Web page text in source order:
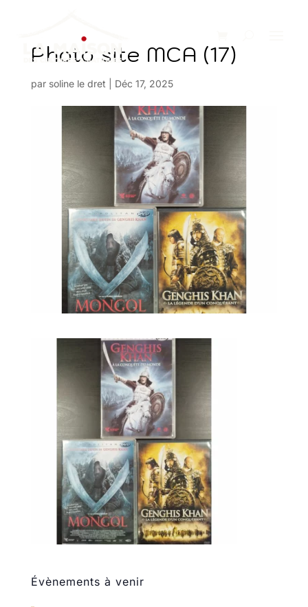
Photo site MCA (17)
par soline le dret Déc 17, 2025
Évènements à venir